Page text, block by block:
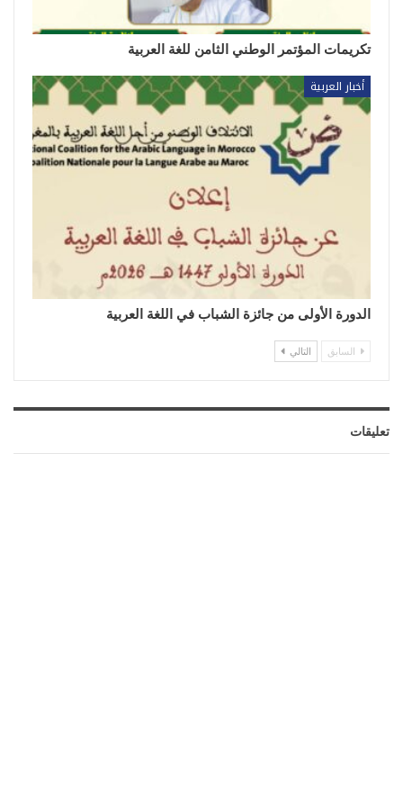
تكريمات المؤتمر الوطني الثامن للغة العربية
أخبار العربية
الدورة الأولى من جائزة الشباب في اللغة العربية
السابق التالي
تعليقات